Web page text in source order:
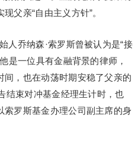
父亲“自由主义方针”。
人乔纳森·索罗斯曾被认为是“接
是一位具有金融背景的律师，
间，也在动荡时期安稳了父亲的
结束对冲基金经理生计时，也
索罗斯基金办理公司副主席的身